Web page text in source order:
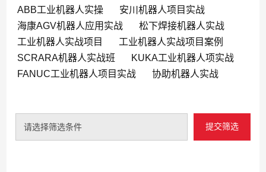
ABB工业机器人实操
安川机器人项目实战
海康AGV机器人应用实战
松下焊接机器人实战
工业机器人实战项目
工业机器人实战项目案例
SCRARA机器人实战班
KUKA工业机器人项实战
FANUC工业机器人项目实战
协助机器人实战
请选择筛选条件 提交筛选